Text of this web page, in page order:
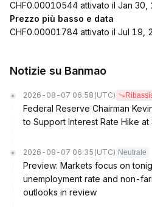
CHF0.00010544 attivato il Jan 30,
Prezzo più basso e data
CHF0.00001784 attivato il Jul 19,
Notizie su Banmao
2026-08-07 06:58 (UTC)
Federal Reserve Chairman
to Support Interest Rate Hike
2026-08-07 06:35 (UTC) Neutrale
Preview: Markets focus on
unemployment rate and non-
outlooks in review